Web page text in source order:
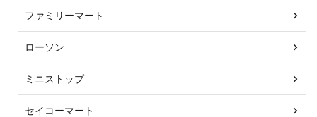
ファミリーマート
ローソン
ミニストップ
セイコーマート